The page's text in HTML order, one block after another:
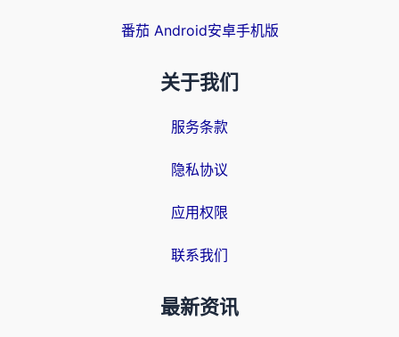
番茄 Android安卓手机版
关于我们
服务条款
隐私协议
应用权限
联系我们
最新资讯